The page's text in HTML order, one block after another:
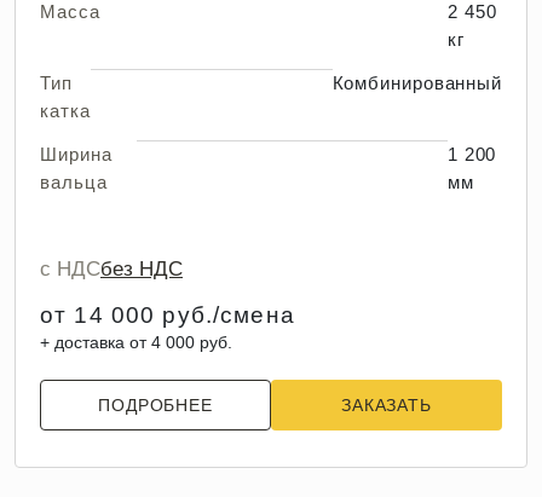
Масса
2 450
кг
Тип
катка
Комбинированный
Ширина
вальца
1 200
мм
с НДСбез НДС
от 14 000 руб./смена
+ доставка от 4 000 руб.
ПОДРОБНЕЕ ЗАКАЗАТЬ